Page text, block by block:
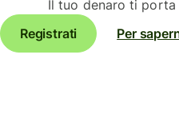
Il tuo denaro ti porta
Registrati
Per